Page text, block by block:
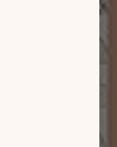
découvrant
de votre
2026